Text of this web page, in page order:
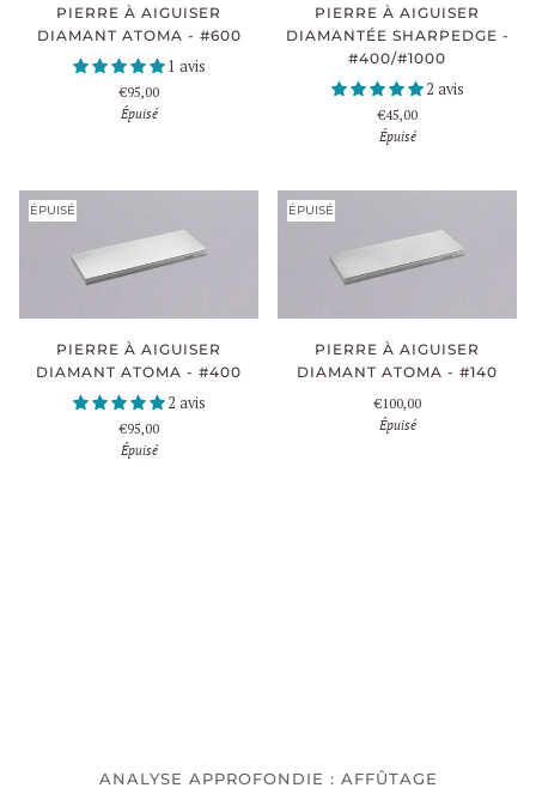
PIERRE À AIGUISER
DIAMANT ATOMA - #600
1 avis
€95,00
Épuisé
PIERRE À AIGUISER
DIAMANTÉE SHARPEDGE -
#400/#1000
2 avis
€45,00
Épuisé
ÉPUISÉ
PIERRE À AIGUISER
DIAMANT ATOMA - #400
2 avis
€95,00
Épuisé
ÉPUISÉ
PIERRE À AIGUISER
DIAMANT ATOMA - #140
€100,00
Épuisé
ANALYSE APPROFONDIE : AFFÛTAGE